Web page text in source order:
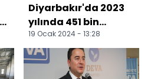
Diyarbakır'da 2023
yılında 451 bin
metrekare peyzaj
çalışması yapıldı
19 Ocak 2024 - 13:28